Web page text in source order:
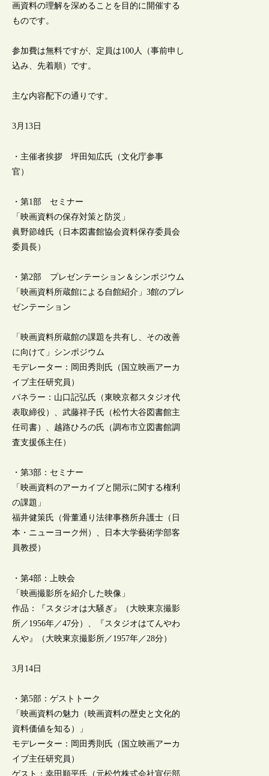
画資料の理解を深めることを目的に開催する
ものです。
参加費は無料ですが、定員は100人（事前申し
込み、先着順）です。
主な内容配下の通りです。
3月13日
・主催者挨拶 坪田知広氏（文化庁参事
官）
・第1部 セミナー
「映画資料の保存対策と防災」
眞野節雄氏（日本図書館協会資料保存委員会
委員長）
・第2部 プレゼンテーション＆シンポジウム
「映画資料所蔵館による自館紹介」3館のプレ
ゼンテーション
「映画資料所蔵館の課題を共有し、その改善
に向けて」シンポジウム
モデレーター：岡田秀則氏（国立映画アーカ
イブ主任研究員）
パネラー：山口記弘氏（東映京都スタジオ代
表取締役）、武藤祥子氏（松竹大谷図書館主
任司書）、越路ひろの氏（調布市立図書館調
査支援係主任）
・第3部：セミナー
「映画資料のアーカイブと開示に関する権利
の課題」
福井健策氏（骨董通り法律事務所弁護士（日
本・ニューヨーク州）、日本大学藝術学部客
員教授）
・第4部：上映会
「映画撮影所を紹介した映像」
作品：『スタジオは大騒ぎ』（大映東京撮影
所／1956年／47分）、『スタジオはてんやわ
んや』（大映東京撮影所／1957年／28分）
3月14日
・第5部：ゲストトーク
「映画資料の魅力（映画資料の歴史と文化的
資料価値を知る）」
モデレーター：岡田秀則氏（国立映画アーカ
イブ主任研究員）
ゲスト：幸田順平氏（元松竹株式会社宣伝部